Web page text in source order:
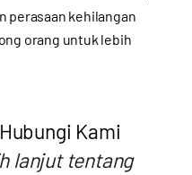
perasaan kehilangan
orang untuk lebih
Hubungi Kami
lanjut tentang